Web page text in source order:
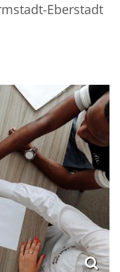
Eberstadt